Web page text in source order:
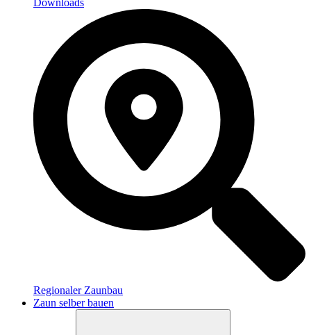
Downloads
Regionaler Zaunbau
Zaun selber bauen